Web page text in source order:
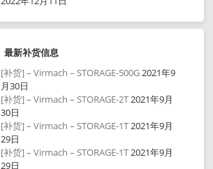
最新补货信息
[补货] – Virmach – STORAGE-500G2021年9
月30日
[补货] – Virmach – STORAGE-2T2021年9月
30日
[补货] – Virmach – STORAGE-1T2021年9月
29日
[补货] – Virmach – STORAGE-1T2021年9月
29日